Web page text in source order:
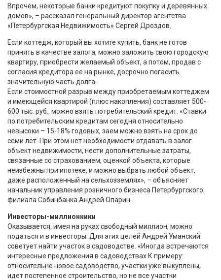
Впрочем, некоторые банки кредитуют покупку и деревянных
домов», – рассказал генеральный директор агентства
«Петербургская Недвижимость» Сергей Дроздов.
Если коттедж, который вы хотите купить, банк не готов
принять в качестве залога, можно заложить свою городскую
квартиру, приобрести желаемый объект, а потом, продав с
согласия кредитора ее на рынке, досрочно погасить
значительную часть долга.
Если стоимостной разрыв между приобретаемым коттеджем
и имеющейся квартирой (плюс накопления) составляет 500-
600 тыс. руб., можно взять потребительский кредит. «Ставки
по потребительским кредитам сегодня относительно
невысоки – 15-18% годовых, заем можно взять на срок до
семи лет. При этом нет необходимости отдавать в залог
объект недвижимости, нести дополнительные затраты,
связанные со страхованием, оценкой объекта, которые
неизбежны при ипотеке, и можно выбрать любой объект,
даже расположенный на сельхозземлях», – объясняет
начальник управления розничного бизнеса Петербургского
филиала Собинбанка Андрей Опарин.
Инвесторы-миллионники
Оказывается, имея на руках свободный миллион, можно
податься и в инвесторы. Для этих целей Андрей Уманский
советует найти участок в садоводстве. «Иногда встречаются
интересные предложения в садоводствах К примеру:
относительно новое садоводство, участки уже выкуплены,
идет постепенное строительство, но не все участки